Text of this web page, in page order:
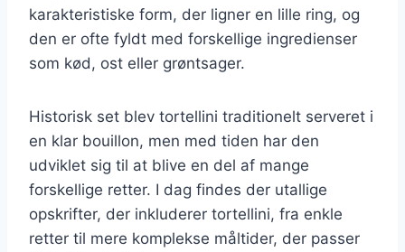
karakteristiske form, der ligner en lille ring, og
den er ofte fyldt med forskellige ingredienser
som kød, ost eller grøntsager.
Historisk set blev tortellini traditionelt serveret i
en klar bouillon, men med tiden har den
udviklet sig til at blive en del af mange
forskellige retter. I dag findes der utallige
opskrifter, der inkluderer tortellini, fra enkle
retter til mere komplekse måltider, der passer